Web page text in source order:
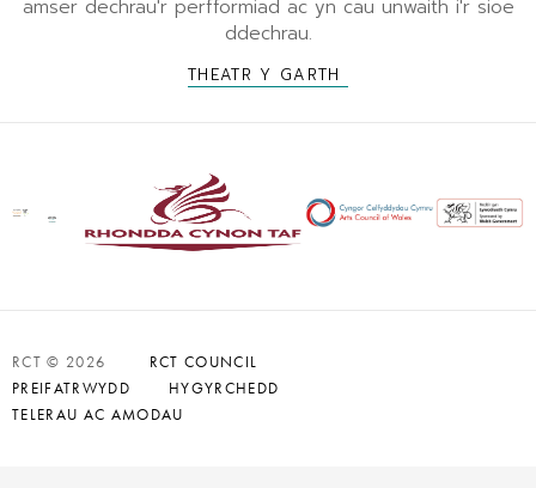
amser dechrau'r perfformiad ac yn cau unwaith i'r sioe
ddechrau.
THEATR Y GARTH
RCT © 2026
RCT COUNCIL
PREIFATRWYDD
HYGYRCHEDD
TELERAU AC AMODAU